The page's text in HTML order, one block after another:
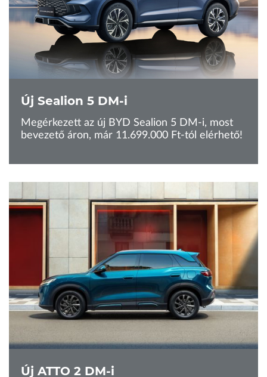
Új Sealion 5 DM-i
Megérkezett az új BYD Sealion 5 DM-i, most
bevezető áron, már 11.699.000 Ft-tól elérhető!
Új ATTO 2 DM-i